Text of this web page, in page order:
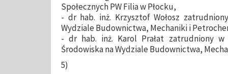
Społecznych PW Filia w Płocku,
- dr hab. inż. Krzysztof Wołosz
Wydziale Budownictwa, Mechaniki i
- dr hab. inż. Karol Prałat zatrudniony w
Środowiska na Wydziale Budownictwa,
5)